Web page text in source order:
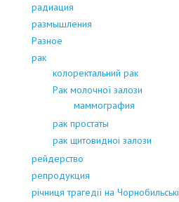
радиация
размышления
Разное
рак
колоректальний рак
Рак молочної залози
маммография
рак простаты
рак щитовидноі залози
рейдерство
репродукция
річниця трагедії на